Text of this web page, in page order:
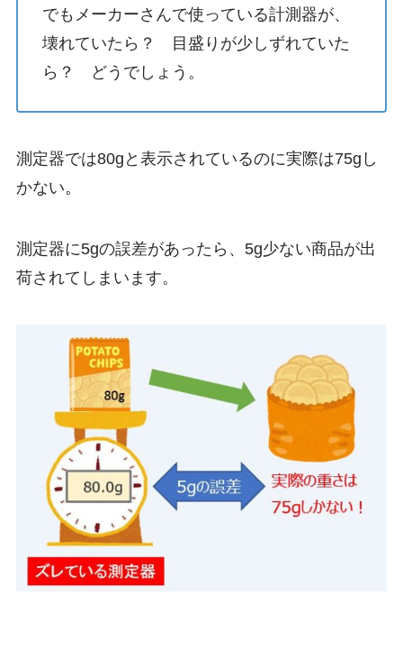
でもメーカーさんで使っている計測器が、
壊れていたら？ 目盛りが少しずれていた
ら？ どうでしょう。
測定器では80gと表示されているのに実際は75gし
かない。
測定器に5gの誤差があったら、5g少ない商品が出
荷されてしまいます。